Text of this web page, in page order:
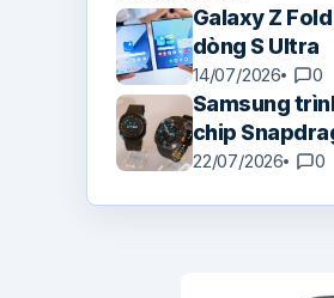
Galaxy Z
dòng S Ultra
14/07/2026 0
Samsung
chip
22/07/2026 0